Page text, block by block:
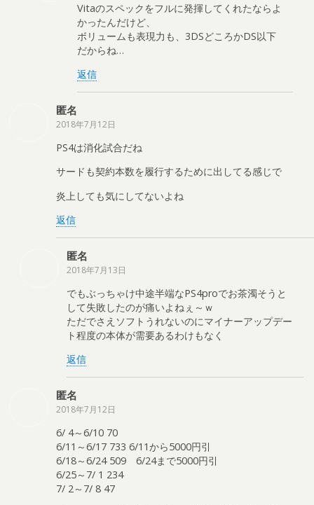
Vitaのスペックをフルに発揮してくれたならよ
かったんだけど、
ボリュームも表現力も、3DSどころかDS以下
だからね…
返信
匿名
2018年7月12日
PS4は消化試合だね
サードも契約本数を履行するために出してる感じで
炎上しても気にしてないよね
返信
匿名
2018年7月13日
でもぶっちゃけ中途半端なPS4proでお茶濁そうと
して失敗したのが痛いよねぇ～ｗ
ただでさえソフトうれないのにマイナーアップデー
ト程度の本体が需要あるわけもなく
返信
匿名
2018年7月12日
6/ 4～6/10 70
6/11～6/17 733 6/11から5000円引
6/18～6/24 509 6/24まで5000円引
6/25～7/ 1 234
7/ 2～7/ 8 47